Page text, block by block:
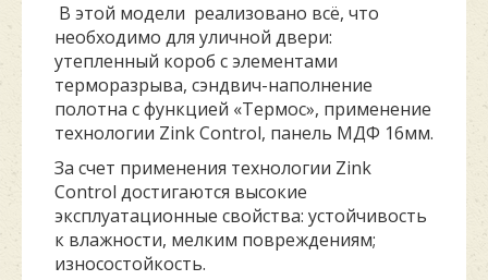
В этой модели реализовано всё, что
необходимо для уличной двери:
утепленный короб с элементами
терморазрыва, сэндвич-наполнение
полотна с функцией «Термос», применение
технологии Zink Control, панель МДФ 16мм.
За счет применения технологии Zink
Control достигаются высокие
эксплуатационные свойства: устойчивость
к влажности, мелким повреждениям;
износостойкость.